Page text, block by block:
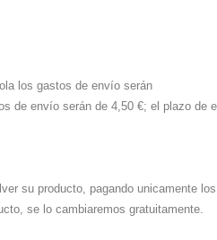
los gastos de envío serán
de envío serán de 4,50 €; el plazo de
su producto, pagando unicamente
se lo cambiaremos gratuitamente.